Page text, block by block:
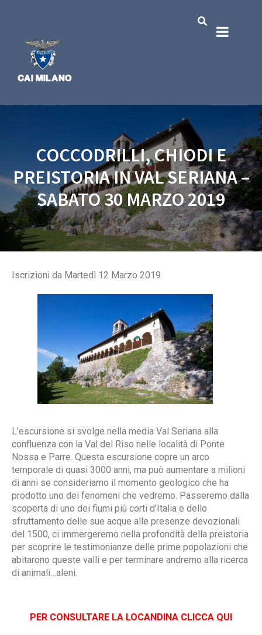
COCCODRILLI, CHIODI E
PREISTORIA IN VAL SERIANA –
SABATO 30 MARZO 2019
Iscrizioni da Martedì 12 Marzo 2019
L’escursione si svolge nella media Val Seriana alla
confluenza con la Val del Riso nelle località di Ponte
Nossa e Parre. Questa escursione copre un arco
temporale di quasi 3000 anni, ma può aumentare a milioni
di anni se consideriamo il momento geologico che ha
prodotto uno dei fenomeni che vedremo. Passeremo dalla
scoperta di uno dei fiumi più corti d’Italia e dello
sfruttamento delle sue acque alle presenze devozionali
del 1500, ci immergeremo nella profondità della preistoria
per scoprire le testimonianze delle prime popolazioni che
abitarono queste valli e per terminare andremo alla ricerca
di animali…aleni.
PER CONSULTARE LA LOCANDINA CLICCA QUI